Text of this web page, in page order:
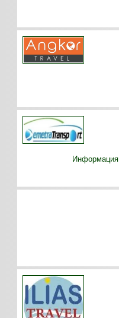
Информация